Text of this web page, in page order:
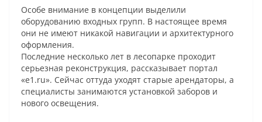
Особе внимание в концепции выделили
оборудованию входных групп. В настоящее время
они не имеют никакой навигации и архитектурного
оформления.
Последние несколько лет в лесопарке проходит
серьезная реконструкция, рассказывает портал
«e1.ru». Сейчас оттуда уходят старые арендаторы, а
специалисты занимаются установкой заборов и
нового освещения.